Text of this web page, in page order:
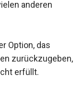
Innen- und
dieses Shirt
vielen anderen
Option, das